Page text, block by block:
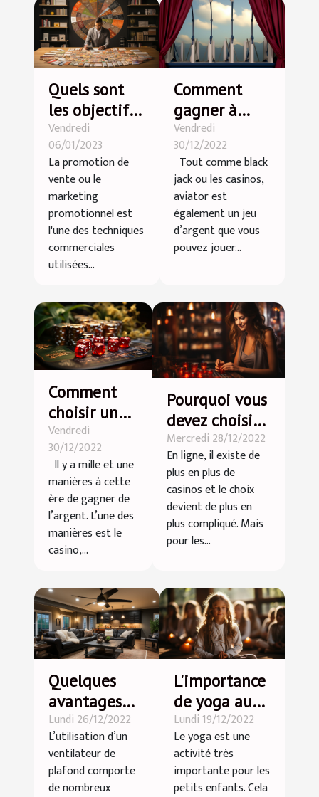
Quels sont
les objectifs
de la
promotion
des ventes ?
Vendredi
06/01/2023
La promotion de
vente ou le
marketing
promotionnel est
l'une des techniques
commerciales
utilisées...
Comment
gagner à
aviator?
Vendredi
30/12/2022
Tout comme black
jack ou les casinos,
aviator est
également un jeu
d’argent que vous
pouvez jouer...
Comment
choisir un
bon casino
en ligne ?
Vendredi
30/12/2022
Il y a mille et une
manières à cette
ère de gagner de
l’argent. L’une des
manières est le
casino,...
Pourquoi vous
devez choisir
le
casino 4kasino
Mercredi 28/12/2022
En ligne, il existe de
plus en plus de
casinos et le choix
devient de plus en
plus compliqué. Mais
pour les...
Quelques
avantages
d’un
ventilateur
de plafond
Lundi 26/12/2022
L’utilisation d’un
ventilateur de
plafond comporte
de nombreux
L'importance
de yoga aux
petits
enfants
Lundi 19/12/2022
Le yoga est une
activité très
importante pour les
petits enfants. Cela